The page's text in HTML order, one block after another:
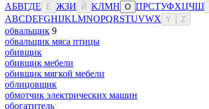
АБВГДЕ Ё ЖЗИ Й КЛМН О ПРСТУФХЦЧШ
ABCDEFGHIJKLMNOPQRSTUVWX Y Z
обвальщик 9
обвальщик мяса птицы
обивщик
обивщик мебели
обивщик мягкой мебели
облицовщик
обмотчик электрических машин
обогатитель